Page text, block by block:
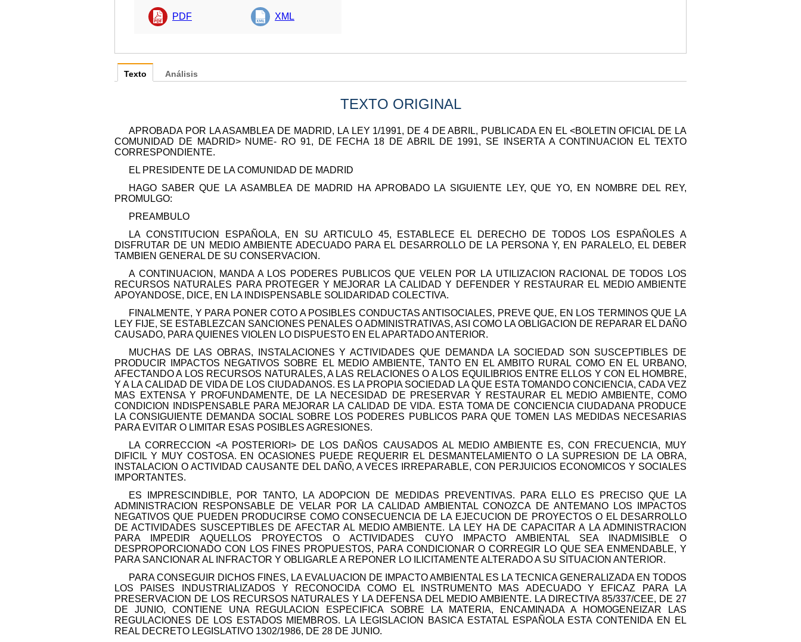
PDF XML
Texto
TEXTO ORIGINAL
APROBADA POR LA ASAMBLEA DE MADRID, LA LEY 1/1991, DE 4 DE ABRIL, PUBLICADA EN EL <BOLETIN OFICIAL DE LA
COMUNIDAD DE MADRID> NUME- RO 91, DE FECHA 18 DE ABRIL DE 1991, SE INSERTA A CONTINUACION EL TEXTO
CORRESPONDIENTE.
EL PRESIDENTE DE LA COMUNIDAD DE MADRID
HAGO SABER QUE LA ASAMBLEA DE MADRID HA APROBADO LA SIGUIENTE LEY, QUE YO, EN NOMBRE DEL REY,
PROMULGO:
PREAMBULO
LA CONSTITUCION ESPAÑOLA, EN SU ARTICULO 45, ESTABLECE EL DERECHO DE TODOS LOS ESPAÑOLES A
DISFRUTAR DE UN MEDIO AMBIENTE ADECUADO PARA EL DESARROLLO DE LA PERSONA Y, EN PARALELO, EL DEBER
TAMBIEN GENERAL DE SU CONSERVACION.
A CONTINUACION, MANDA A LOS PODERES PUBLICOS QUE VELEN POR LA UTILIZACION RACIONAL DE TODOS LOS
RECURSOS NATURALES PARA PROTEGER Y MEJORAR LA CALIDAD Y DEFENDER Y RESTAURAR EL MEDIO AMBIENTE
APOYANDOSE, DICE, EN LA INDISPENSABLE SOLIDARIDAD COLECTIVA.
FINALMENTE, Y PARA PONER COTO A POSIBLES CONDUCTAS ANTISOCIALES, PREVE QUE, EN LOS TERMINOS QUE LA
LEY FIJE, SE ESTABLEZCAN SANCIONES PENALES O ADMINISTRATIVAS, ASI COMO LA OBLIGACION DE REPARAR EL DAÑO
CAUSADO, PARA QUIENES VIOLEN LO DISPUESTO EN EL APARTADO ANTERIOR.
MUCHAS DE LAS OBRAS, INSTALACIONES Y ACTIVIDADES QUE DEMANDA LA SOCIEDAD SON SUSCEPTIBLES DE
PRODUCIR IMPACTOS NEGATIVOS SOBRE EL MEDIO AMBIENTE, TANTO EN EL AMBITO RURAL COMO EN EL URBANO,
AFECTANDO A LOS RECURSOS NATURALES, A LAS RELACIONES O A LOS EQUILIBRIOS ENTRE ELLOS Y CON EL HOMBRE,
Y A LA CALIDAD DE VIDA DE LOS CIUDADANOS. ES LA PROPIA SOCIEDAD LA QUE ESTA TOMANDO CONCIENCIA, CADA VEZ
MAS EXTENSA Y PROFUNDAMENTE, DE LA NECESIDAD DE PRESERVAR Y RESTAURAR EL MEDIO AMBIENTE, COMO
CONDICION INDISPENSABLE PARA MEJORAR LA CALIDAD DE VIDA. ESTA TOMA DE CONCIENCIA CIUDADANA PRODUCE
LA CONSIGUIENTE DEMANDA SOCIAL SOBRE LOS PODERES PUBLICOS PARA QUE TOMEN LAS MEDIDAS NECESARIAS
PARA EVITAR O LIMITAR ESAS POSIBLES AGRESIONES.
LA CORRECCION <A POSTERIORI> DE LOS DAÑOS CAUSADOS AL MEDIO AMBIENTE ES, CON FRECUENCIA, MUY
DIFICIL Y MUY COSTOSA. EN OCASIONES PUEDE REQUERIR EL DESMANTELAMIENTO O LA SUPRESION DE LA OBRA,
INSTALACION O ACTIVIDAD CAUSANTE DEL DAÑO, A VECES IRREPARABLE, CON PERJUICIOS ECONOMICOS Y SOCIALES
IMPORTANTES.
ES IMPRESCINDIBLE, POR TANTO, LA ADOPCION DE MEDIDAS PREVENTIVAS. PARA ELLO ES PRECISO QUE LA
ADMINISTRACION RESPONSABLE DE VELAR POR LA CALIDAD AMBIENTAL CONOZCA DE ANTEMANO LOS IMPACTOS
NEGATIVOS QUE PUEDEN PRODUCIRSE COMO CONSECUENCIA DE LA EJECUCION DE PROYECTOS O EL DESARROLLO
DE ACTIVIDADES SUSCEPTIBLES DE AFECTAR AL MEDIO AMBIENTE. LA LEY HA DE CAPACITAR A LA ADMINISTRACION
PARA IMPEDIR AQUELLOS PROYECTOS O ACTIVIDADES CUYO IMPACTO AMBIENTAL SEA INADMISIBLE O
DESPROPORCIONADO CON LOS FINES PROPUESTOS, PARA CONDICIONAR O CORREGIR LO QUE SEA ENMENDABLE, Y
PARA SANCIONAR AL INFRACTOR Y OBLIGARLE A REPONER LO ILICITAMENTE ALTERADO A SU SITUACION ANTERIOR.
PARA CONSEGUIR DICHOS FINES, LA EVALUACION DE IMPACTO AMBIENTAL ES LA TECNICA GENERALIZADA EN TODOS
LOS PAISES INDUSTRIALIZADOS Y RECONOCIDA COMO EL INSTRUMENTO MAS ADECUADO Y EFICAZ PARA LA
PRESERVACION DE LOS RECURSOS NATURALES Y LA DEFENSA DEL MEDIO AMBIENTE. LA DIRECTIVA 85/337/CEE, DE 27
DE JUNIO, CONTIENE UNA REGULACION ESPECIFICA SOBRE LA MATERIA, ENCAMINADA A HOMOGENEIZAR LAS
REGULACIONES DE LOS ESTADOS MIEMBROS. LA LEGISLACION BASICA ESTATAL ESPAÑOLA ESTA CONTENIDA EN EL
REAL DECRETO LEGISLATIVO 1302/1986, DE 28 DE JUNIO.
Análisis